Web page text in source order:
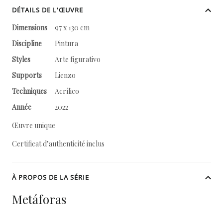
DÉTAILS DE L'ŒUVRE
Dimensions
97 x 130 cm
Discipline
Pintura
Styles
Arte figurativo
Supports
Lienzo
Techniques
Acrílico
Année
2022
Œuvre unique
Certificat d’authenticité inclus
À PROPOS DE LA SÉRIE
Metáforas